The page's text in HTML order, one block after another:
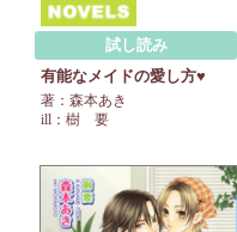
試し読み
有能なメイドの愛し方♥
著：森本あき
ill：樹 要